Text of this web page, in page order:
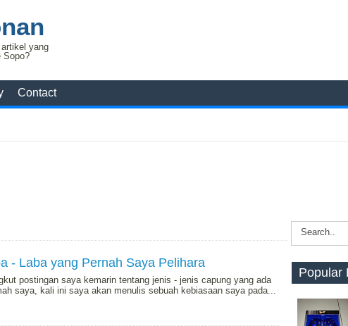
yang
Sopo?
Contact
- Laba yang Pernah Saya Pelihara
postingan saya kemarin tentang jenis - jenis capung yang ada
saya, kali ini saya akan menulis sebuah kebiasaan saya pada...
Popular